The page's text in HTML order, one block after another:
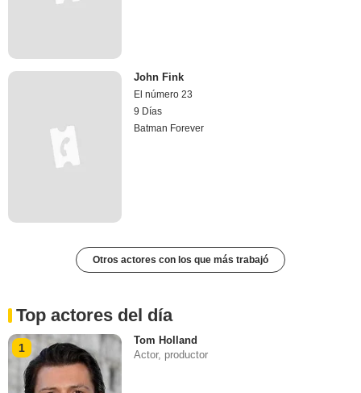
John Fink
El número 23
9 Días
Batman Forever
Otros actores con los que más trabajó
Top actores del día
1
Tom Holland
Actor, productor